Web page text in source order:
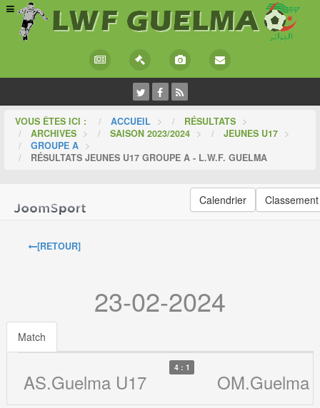
VOUS ÊTES ICI : ACCUEIL > RÉSULTATS >
ARCHIVES > SAISON 2023/2024 > JEUNES U17 >
GROUPE A >
RÉSULTATS JEUNES U17 GROUPE A - L.W.F. GUELMA
Calendrier Classement
[RETOUR]
23-02-2024
Match
AS.Guelma U17
4 : 1
OM.Guelma